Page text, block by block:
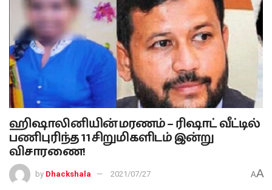
ஹிஷாலினியின் மரணம் – ரிஷாட் வீட்டில்
பணிபுரிந்த 11 சிறுமிகளிடம் இன்று
விசாரணை!
by Dhackshala 2021/07/27 AA